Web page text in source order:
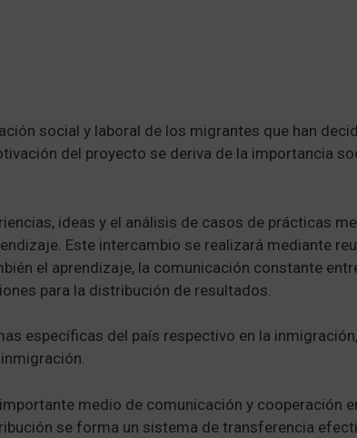
social y laboral de los migrantes que han
del proyecto se deriva de la importancia
ideas y el análisis de casos de prácticas
Este intercambio se realizará mediante
el aprendizaje, la comunicación constante
para la distribución de resultados.
específicas del país respectivo en la
medio de comunicación y cooperación
se forma un sistema de transferencia